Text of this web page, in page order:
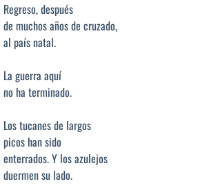
Regreso, después
de muchos años de cruzado,
al país natal.
La guerra aquí
no ha terminado.
Los tucanes de largos
picos han sido
enterrados. Y los azulejos
duermen su lado.